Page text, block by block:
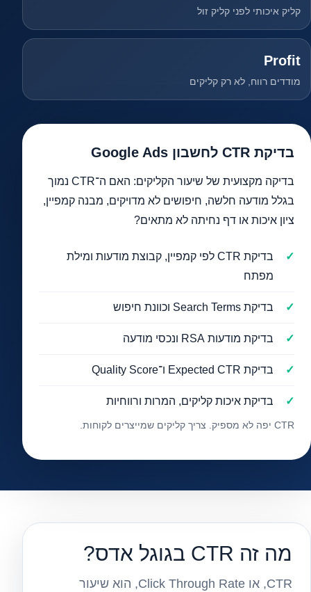
קליק איכותי לפני קליק זול
Profit
מודדים רווח, לא רק קליקים
בדיקת CTR לחשבון Google Ads
בדיקה מקצועית של שיעור הקליקים: האם ה־CTR נמוך
בגלל מודעה חלשה, חיפושים לא מדויקים, מבנה קמפיין,
ציון איכות או דף נחיתה לא מתאים?
בדיקת CTR לפי קמפיין, קבוצת מודעות ומילת
מפתח
בדיקת Search Terms וכוונת חיפוש
בדיקת מודעות RSA ונכסי מודעה
בדיקת Expected CTR ו־Quality Score
בדיקת איכות קליקים, המרות ורווחיות
CTR יפה לא מספיק. צריך קליקים שמייצרים לקוחות.
מה זה CTR בגוגל אדס?
CTR, או Click Through Rate, הוא שיעור